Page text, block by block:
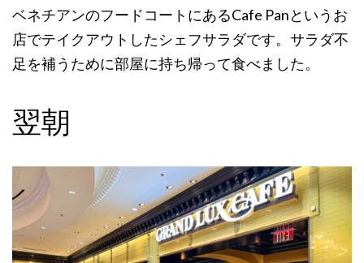
ベネチアンのフードコートにあるCafe Panというお
店でテイクアウトしたシェフサラダです。サラダ不
足を補うために部屋に持ち帰って食べました。
翌朝